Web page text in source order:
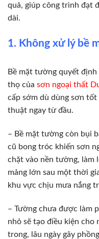
quả, giúp công trình đạt
dài.
1. Không xử lý bề
Bề mặt tường quyết
thọ của sơn ngoại thất
cấp sớm dù dùng sơn
thuật ngay từ đầu.
– Bề mặt tường còn bụi
cũ bong tróc khiến sơn
chặt vào nền tường, làm
mảng lớn sau một thời
khu vực chịu mưa nắng
– Tường chưa được làm
nhỏ sẽ tạo điều kiện cho
trong, lâu ngày gây